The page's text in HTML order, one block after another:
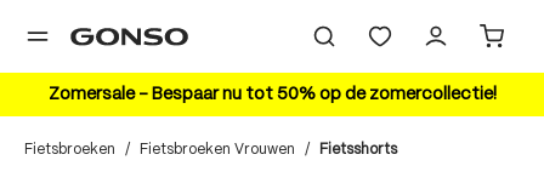
Zomersale – Bespaar nu tot 50% op de zomercollectie!
Fietsbroeken / Fietsbroeken Vrouwen / Fietsshorts